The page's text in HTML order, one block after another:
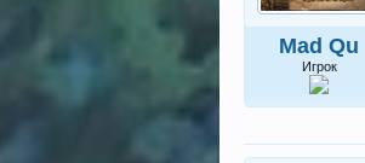
Mad Qu
Игрок